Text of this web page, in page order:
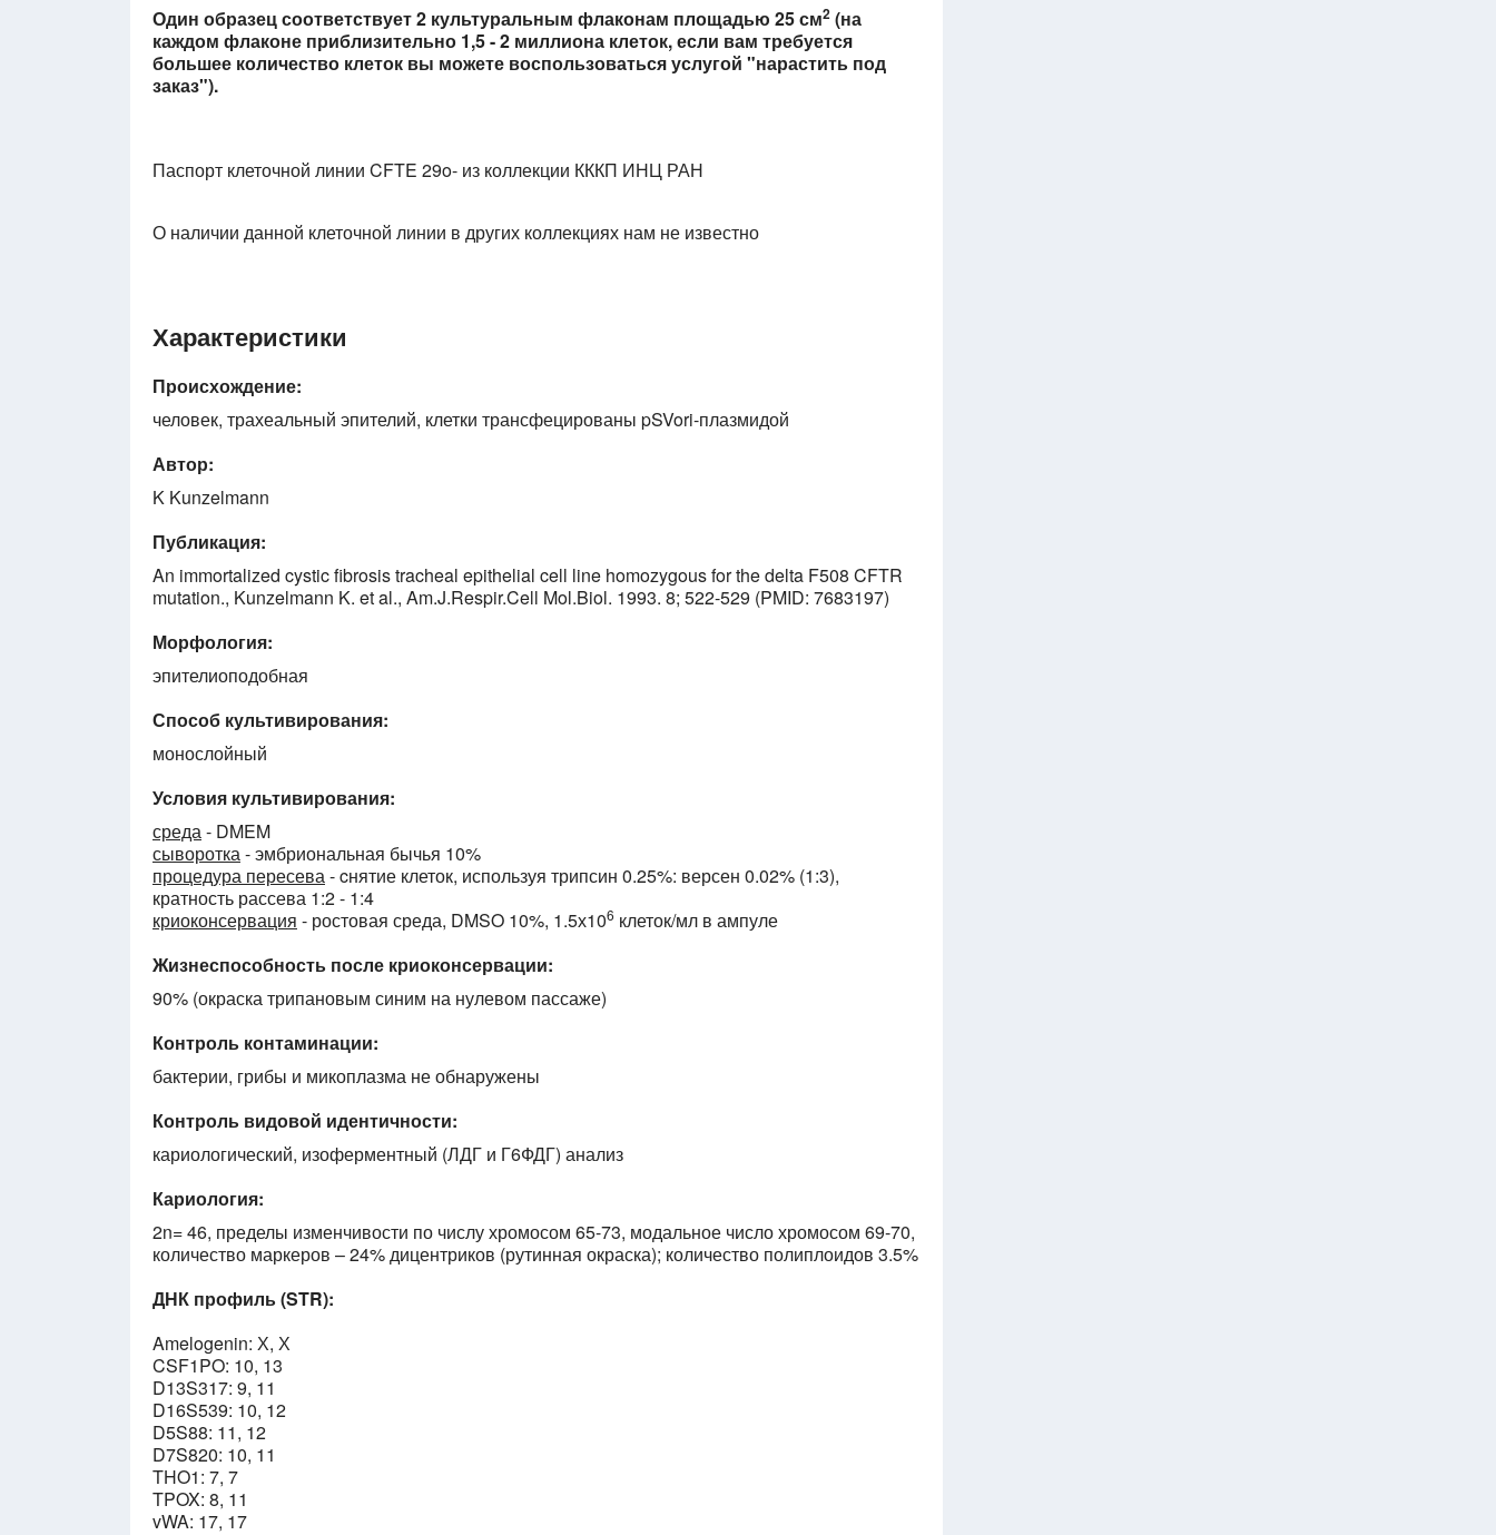
Один образец соответствует 2 культуральным флаконам площадью 25 см2 (на
каждом флаконе приблизительно 1,5 - 2 миллиона клеток, если вам требуется
большее количество клеток вы можете воспользоваться услугой "нарастить под
заказ").
Паспорт клеточной линии CFTE 29o- из коллекции КККП ИНЦ РАН
О наличии данной клеточной линии в других коллекциях нам не известно
Характеристики
Происхождение:
человек, трахеальный эпителий, клетки трансфецированы pSVori-плазмидой
Автор:
K Kunzelmann
Публикация:
An immortalized cystic fibrosis tracheal epithelial cell line homozygous for the delta F508 CFTR
mutation., Kunzelmann K. et al., Am.J.Respir.Cell Mol.Biol. 1993. 8; 522-529 (PMID: 7683197)
Морфология:
эпителиоподобная
Способ культивирования:
монослойный
Условия культивирования:
среда- DMEM
сыворотка- эмбриональная бычья 10%
процедура пересева- cнятие клеток, используя трипсин 0.25%: версен 0.02% (1:3),
кратность рассева 1:2 - 1:4
криоконсервация - ростовая среда, DMSO 10%, 1.5х106 клеток/мл в ампуле
Жизнеспособность после криоконсервации:
90% (окраска трипановым синим на нулевом пассаже)
Контроль контаминации:
бактерии, грибы и микоплазма не обнаружены
Контроль видовой идентичности:
кариологический, изоферментный (ЛДГ и Г6ФДГ) анализ
Кариология:
2n= 46, пределы изменчивости по числу хромосом 65-73, модальное число хромосом 69-70,
количество маркеров – 24% дицентриков (рутинная окраска); количество полиплоидов 3.5%
ДНК профиль (STR):
Amelogenin: Х, Х
CSF1PO: 10, 13
D13S317: 9, 11
D16S539: 10, 12
D5S88: 11, 12
D7S820: 10, 11
THO1: 7, 7
TPOX: 8, 11
vWA: 17, 17